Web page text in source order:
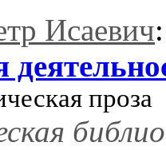
Исаевич
проза